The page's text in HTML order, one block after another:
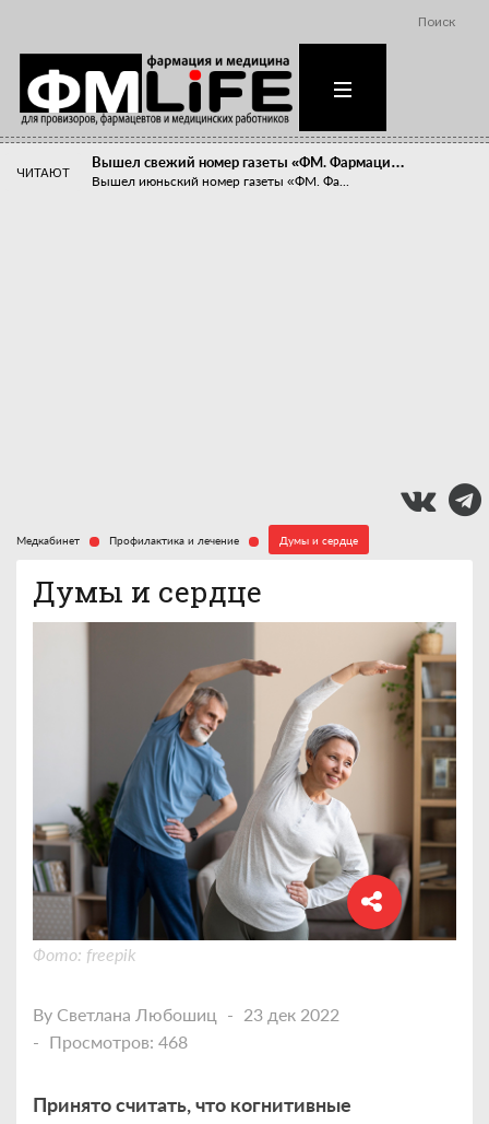
Поиск
ЧИТАЮТ
Вышел свежий номер газеты «ФМ. Фармаци…
Вышел июньский номер газеты «ФМ. Фа...
Медкабинет Профилактика и лечение Думы и сердце
Думы и сердце
Фото: freepik
By Светлана Любошиц
23 дек 2022
Просмотров: 468
Принято считать, что когнитивные